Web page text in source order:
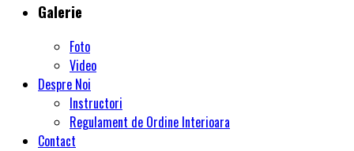
Galerie
Foto
Video
Despre Noi
Instructori
Regulament de Ordine Interioara
Contact